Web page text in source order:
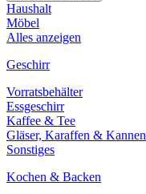
Haushalt
Möbel
Alles anzeigen
Geschirr
Vorratsbehälter
Essgeschirr
Kaffee & Tee
Gläser, Karaffen & Kannen
Sonstiges
Kochen & Backen